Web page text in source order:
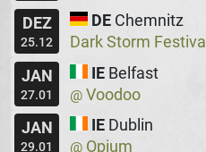
DEZ
25.12
DE Chemnitz
Dark Storm Festival
JAN
27.01
IE Belfast
@ Voodoo
JAN
29.01
IE Dublin
@ Opium